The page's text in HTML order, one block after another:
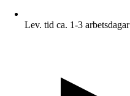
Lev. tid ca. 1-3 arbetsdagar